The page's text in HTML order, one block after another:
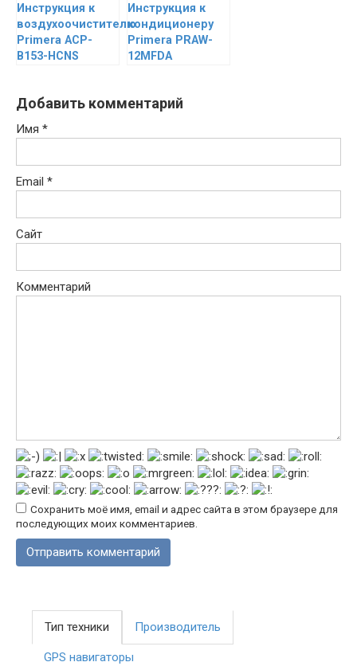
Инструкция к
воздухоочистителю
Primera ACP-
B153-HСNS
Инструкция к
кондиционеру
Primera PRAW-
12MFDA
Добавить комментарий
Имя *
Email *
Сайт
Комментарий
Сохранить моё имя, email и адрес сайта в этом браузере для
последующих моих комментариев.
Тип техники Производитель
GPS навигаторы